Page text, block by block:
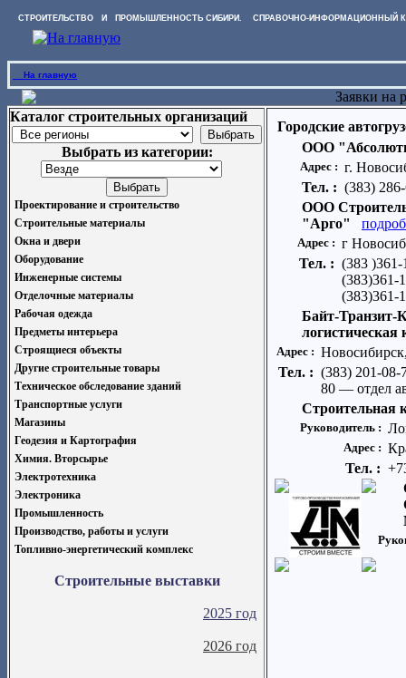
СТРОИТЕЛЬСТВО И ПРОМЫШЛЕННОСТЬ СИБИРИ. СПРАВОЧНО-ИНФОРМАЦИОННЫЙ
На главную
Заявки на
Каталог строительных организаций
Выбрать из категории:
Проектирование и строительство
Строительные материалы
Окна и двери
Оборудование
Инженерные системы
Отделочные материалы
Рабочая одежда
Предметы интерьера
Строящиеся объекты
Другие строительные товары
Техническое обследование зданий
Транспортные услуги
Магазины
Геодезия и Картография
Химия. Вторсырье
Электротехника
Электроника
Промышленность
Производство, работы и услуги
Топливно-энергетический комплекс
Строительные выставки
2025 год
2026 год
Городские
ООО
Адрес : г.
Тел. : (383)
ООО
"Арго"
Адрес : г
Тел. : (383 )361-
(383)361-
(383)361-
Байт-Транзит-
логистическая
Адрес :
Тел. : (383) 201-08-
80 — отдел
Строительная
Руководитель :
Адрес :
Тел. :